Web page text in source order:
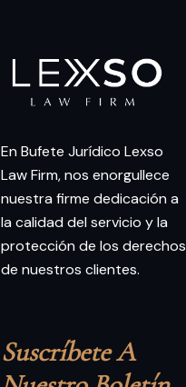
En Bufete Jurídico Lexso
Law Firm, nos enorgullece
nuestra firme dedicación a
la calidad del servicio y la
protección de los derechos
de nuestros clientes.
Suscríbete A